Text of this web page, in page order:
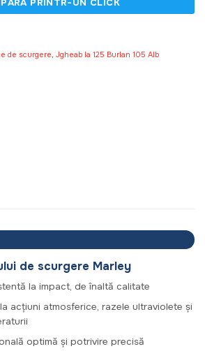
de scurgere, Jgheab la 125 Burlan 105 Alb
de scurgere Marley
la impact, de înaltă calitate
acțiuni atmosferice, razele ultraviolete și
optimă și potrivire precisă